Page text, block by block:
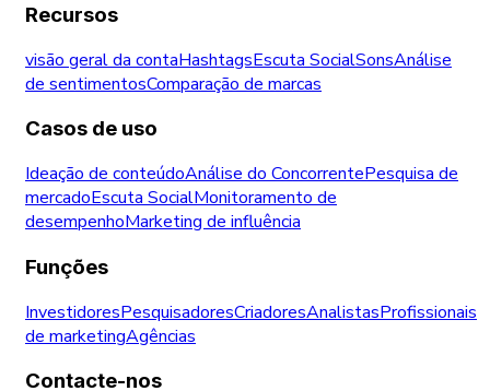
Recursos
visão geral da contaHashtagsEscuta SocialSonsAnálise
de sentimentosComparação de marcas
Casos de uso
Ideação de conteúdoAnálise do ConcorrentePesquisa de
mercadoEscuta SocialMonitoramento de
desempenhoMarketing de influência
Funções
InvestidoresPesquisadoresCriadoresAnalistasProfissionais
de marketingAgências
Contacte-nos